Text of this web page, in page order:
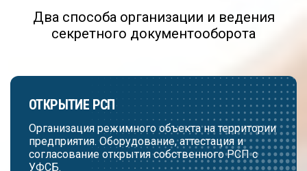
Два способа организации и ведения
секретного документооборота
ОТКРЫТИЕ РСП
Организация режимного объекта на территории
предприятия. Оборудование, аттестация и
согласование открытия собственного РСП с
УФСБ.